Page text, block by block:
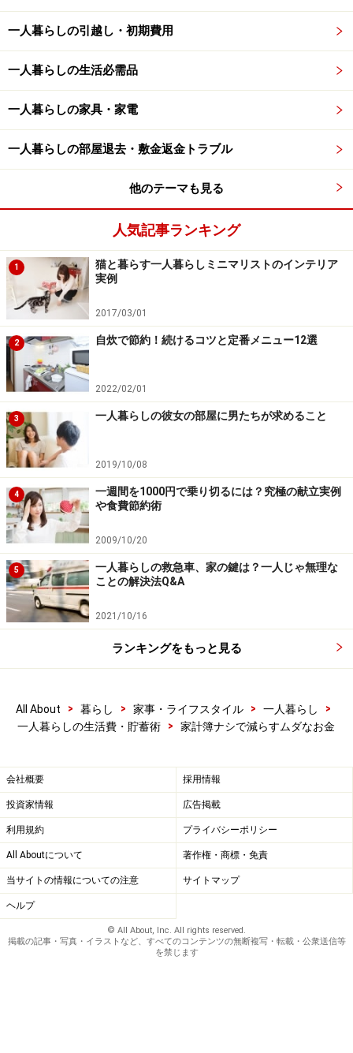
一人暮らしの引越し・初期費用
一人暮らしの生活必需品
一人暮らしの家具・家電
一人暮らしの部屋退去・敷金返金トラブル
他のテーマも見る
人気記事ランキング
1
猫と暮らす一人暮らしミニマリストのインテリア
実例
2017/03/01
2 自炊で節約！続けるコツと定番メニュー12選
2022/02/01
3 一人暮らしの彼女の部屋に男たちが求めること
2019/10/08
4
一週間を1000円で乗り切るには？究極の献立実例
や食費節約術
2009/10/20
5
一人暮らしの救急車、家の鍵は？一人じゃ無理な
ことの解決法Q&A
2021/10/16
ランキングをもっと見る
All About > 暮らし > 家事・ライフスタイル > 一人暮らし
>
一人暮らしの生活費・貯蓄術
> 家計簿ナシで減らすムダなお金
会社概要 採用情報
投資家情報 広告掲載
利用規約 プライバシーポリシー
All Aboutについて 著作権・商標・免責
当サイトの情報についての注意 サイトマップ
ヘルプ
© All About, Inc. All rights reserved.
掲載の記事・写真・イラストなど、すべてのコンテンツの無断複写・転載・公衆送信等
を禁じます